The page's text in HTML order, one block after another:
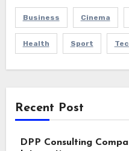
Business Cinema
Health Sport
Recent Post
DPP Consulting